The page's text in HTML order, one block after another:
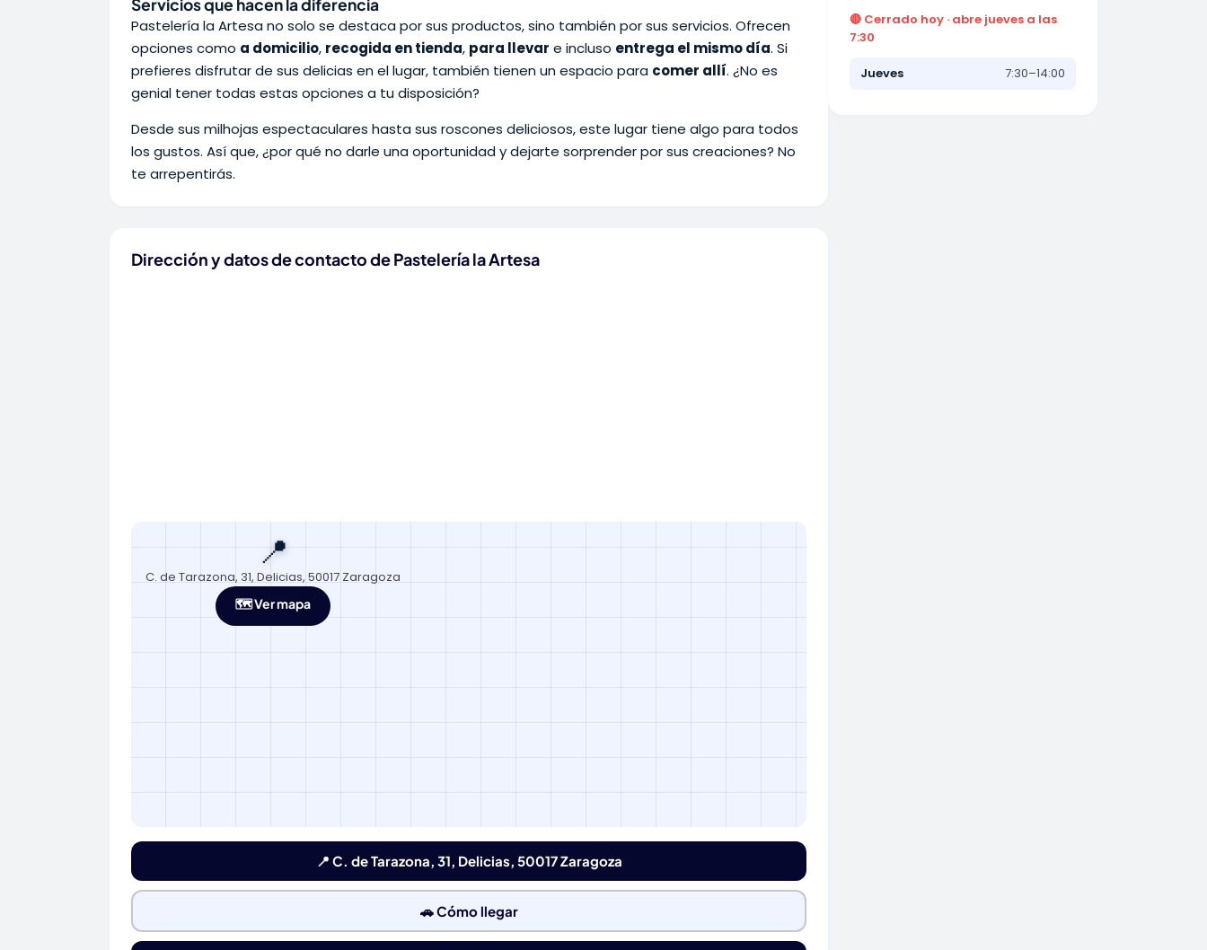
Servicios que hacen la diferencia
Pastelería la Artesa no solo se destaca por sus productos, sino también por sus servicios. Ofrecen
opciones como a domicilio, recogida en tienda, para llevar e incluso entrega el mismo día. Si
prefieres disfrutar de sus delicias en el lugar, también tienen un espacio para comer allí. ¿No es
genial tener todas estas opciones a tu disposición?
Desde sus milhojas espectaculares hasta sus roscones deliciosos, este lugar tiene algo para todos
los gustos. Así que, ¿por qué no darle una oportunidad y dejarte sorprender por sus creaciones? No
te arrepentirás.
Dirección y datos de contacto de Pastelería la Artesa
📍
C. de Tarazona, 31, Delicias, 50017 Zaragoza
🗺️ Ver mapa
📍 C. de Tarazona, 31, Delicias, 50017 Zaragoza
🚗 Cómo llegar
🔴 Cerrado hoy · abre jueves a las
7:30
Jueves 7:30–14:00